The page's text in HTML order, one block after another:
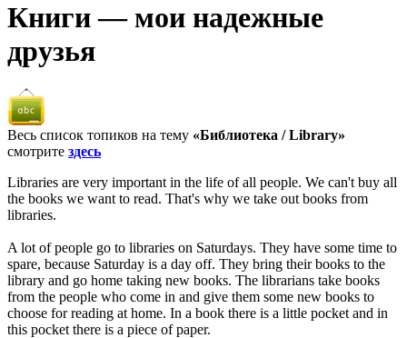
Книги — мои надежные
друзья
Весь список топиков на тему «Библиотека / Library»
смотрите здесь
Libraries are very important in the life of all people. We can't buy all
the books we want to read. That's why we take out books from
libraries.
A lot of people go to libraries on Saturdays. They have some time to
spare, because Saturday is a day off. They bring their books to the
library and go home taking new books. The librarians take books
from the people who come in and give them some new books to
choose for reading at home. In a book there is a little pocket and in
this pocket there is a piece of paper.